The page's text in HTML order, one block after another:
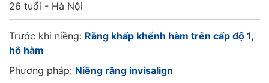
26 tuổi - Hà Nội
Trước khi niềng: Răng khấp khểnh hàm trên cấp độ 1,
hô hàm
Phương pháp: Niềng răng invisalign